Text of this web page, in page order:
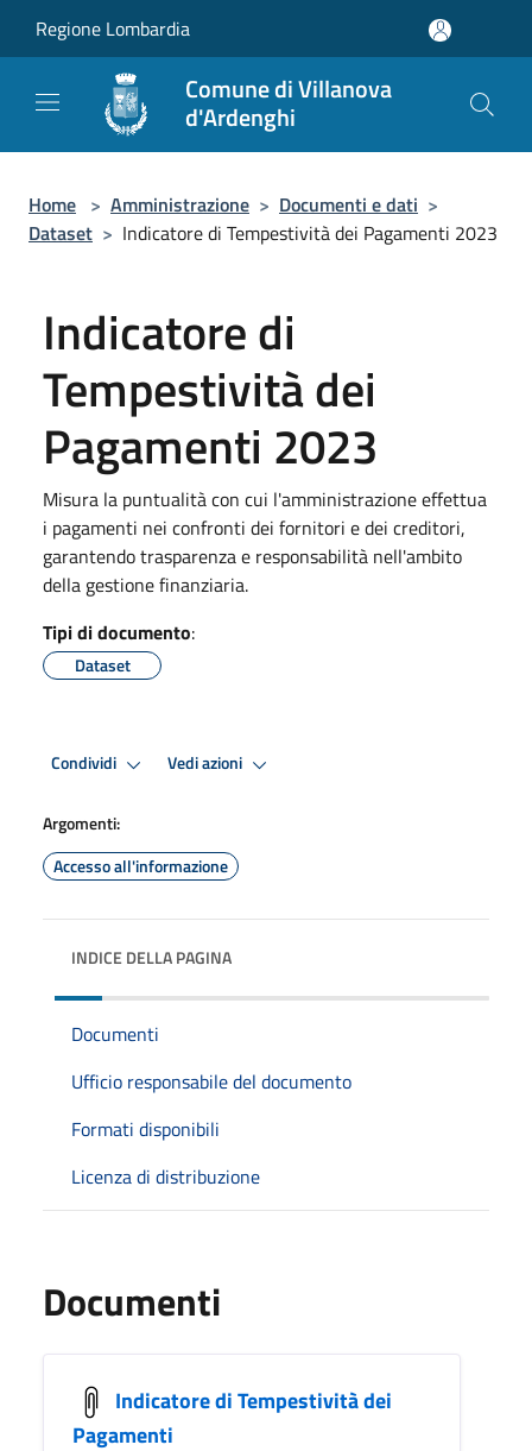
Regione Lombardia
Comune di Villanova
d'Ardenghi
Home > Amministrazione > Documenti e dati >
Dataset > Indicatore di Tempestività dei Pagamenti 2023
Indicatore di
Tempestività dei
Pagamenti 2023
Misura la puntualità con cui l'amministrazione effettua
i pagamenti nei confronti dei fornitori e dei creditori,
garantendo trasparenza e responsabilità nell'ambito
della gestione finanziaria.
Tipi di documento:
Dataset
Condividi Vedi azioni
Argomenti:
Accesso all'informazione
INDICE DELLA PAGINA
Documenti
Ufficio responsabile del documento
Formati disponibili
Licenza di distribuzione
Documenti
Indicatore di Tempestività dei
Pagamenti